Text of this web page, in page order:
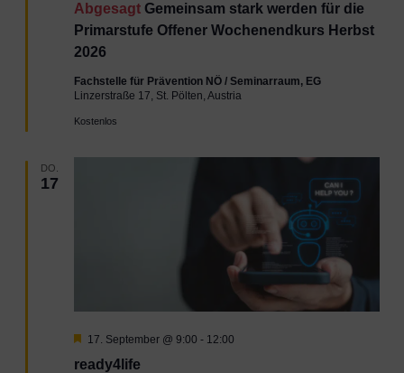
Abgesagt Gemeinsam stark werden für die
Primarstufe Offener Wochenendkurs Herbst
2026
Fachstelle für Prävention NÖ / Seminarraum, EG
Linzerstraße 17, St. Pölten, Austria
Kostenlos
DO.
17
ready4life
Hervorgehoben
17. September @ 9:00 - 12:00